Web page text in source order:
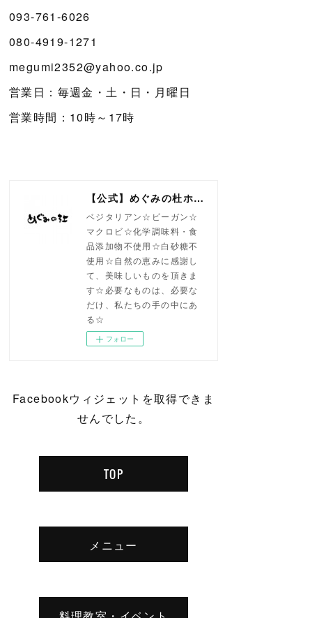
093-761-6026
080-4919-1271
megumi2352@yahoo.co.jp
営業日：毎週金・土・日・月曜日
営業時間：10時～17時
【公式】めぐみの杜ホームページ(旧自然食工房）
ベジタリアン☆ビーガン☆
マクロビ☆化学調味料・食
品添加物不使用☆白砂糖不
使用☆自然の恵みに感謝し
て、美味しいものを頂きま
す☆必要なものは、必要な
だけ、私たちの手の中にあ
る☆
フォロー
Facebookウィジェットを取得できま
せんでした。
TOP
メニュー